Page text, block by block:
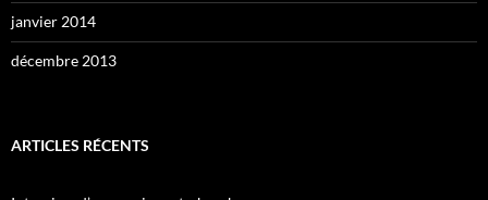
janvier 2014
décembre 2013
ARTICLES RÉCENTS